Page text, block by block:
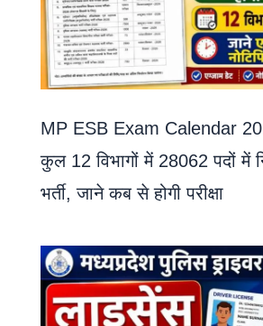
MP ESB Exam Calendar
कुल 12 विभागों में 28062 पदों में
भर्ती, जाने कब से होगी परीक्षा